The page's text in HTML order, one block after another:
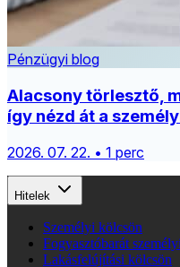
Pénzügyi blog
Alacsony törlesztő,
így nézd át a
2026. 07. 22. • 1 perc
Hitelek
Személyi kölcsön
Fogyasztóbarát személyi
Lakásfelújítási kölcsön